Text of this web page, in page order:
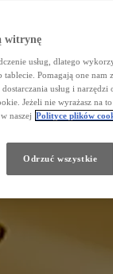
witrynę
usług, dlatego
Pomagają one nam
usług i narzędzi
Jeżeli nie wyrażasz na
naszej Polityce plików
Odrzuć wszystkie